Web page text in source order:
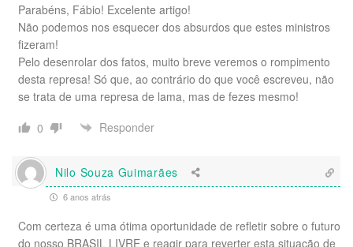
Parabéns, Fábio! Excelente artigo!
Não podemos nos esquecer dos absurdos que estes ministros
fizeram!
Pelo desenrolar dos fatos, muito breve veremos o rompimento
desta represa! Só que, ao contrário do que você escreveu, não
se trata de uma represa de lama, mas de fezes mesmo!
0
Responder
Nilo Souza Guimarães
6 anos atrás
Com certeza é uma ótima oportunidade de refletir sobre o futuro
do nosso BRASIL LIVRE e reagir para reverter esta situação de